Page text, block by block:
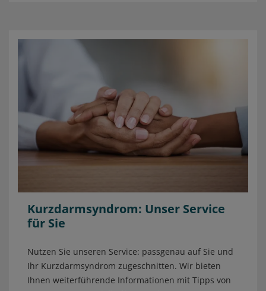
Kurzdarmsyndrom: Unser Service
für Sie
Nutzen Sie unseren Service: passgenau auf Sie und
Ihr Kurzdarmsyndrom zugeschnitten. Wir bieten
Ihnen weiterführende Informationen mit Tipps von